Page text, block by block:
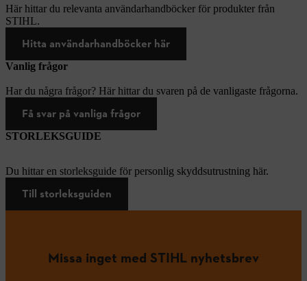
Här hittar du relevanta användarhandböcker för produkter från
STIHL.
Hitta användarhandböcker här
Vanlig frågor
Har du några frågor? Här hittar du svaren på de vanligaste frågorna.
Få svar på vanliga frågor
STORLEKSGUIDE
Du hittar en storleksguide för personlig skyddsutrustning här.
Till storleksguiden
Missa inget med STIHL nyhetsbrev